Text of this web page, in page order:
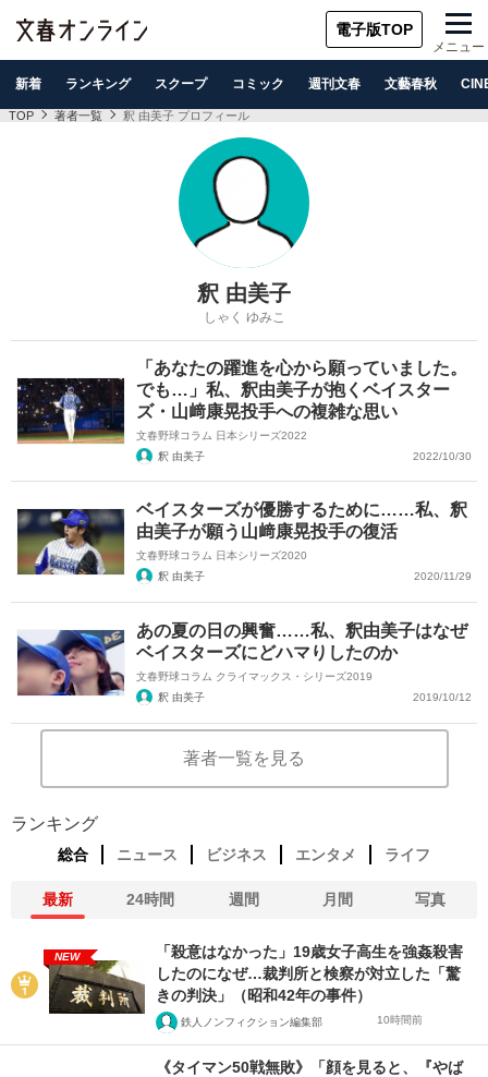
電子版TOP
メニュー
新着 ランキング スクープ コミック 週刊文春 文藝春秋
TOP 著者一覧 釈 由美子 プロフィール
釈 由美子
しゃく ゆみこ
「あなたの躍進を心から願っていました。
でも…」私、釈由美子が抱くベイスター
ズ・山﨑康晃投手への複雑な思い
文春野球コラム 日本シリーズ2022
釈 由美子
2022/10/30
ベイスターズが優勝するために……私、釈
由美子が願う山﨑康晃投手の復活
文春野球コラム 日本シリーズ2020
釈 由美子
2020/11/29
あの夏の日の興奮……私、釈由美子はなぜ
ベイスターズにどハマりしたのか
文春野球コラム クライマックス・シリーズ2019
釈 由美子
2019/10/12
著者一覧を見る
ランキング
総合 ニュース ビジネス エンタメ ライフ
最新 24時間 週間 月間 写真
NEW
「殺意はなかった」19歳女子高生を強姦殺害
したのになぜ…裁判所と検察が対立した「驚
きの判決」（昭和42年の事件）
鉄人ノンフィクション編集部 10時間前
《タイマン50戦無敗》「顔を見ると、『やば